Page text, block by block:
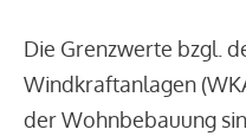
Die Grenzwerte bzgl.
Windkraftanlagen
der Wohnbebauung